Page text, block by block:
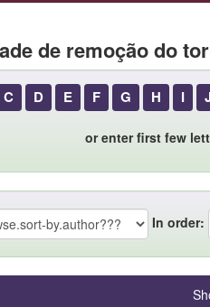
de remoção do
C D E F G H I
or enter first few
In order: